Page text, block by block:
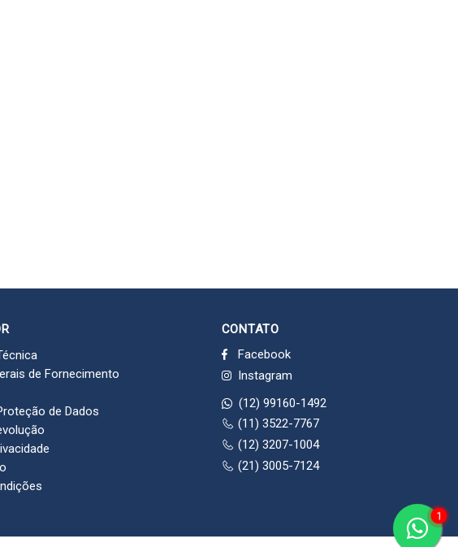
de Fornecimento
de Dados
CONTATO
Facebook
Instagram
(12) 99160-1492
(11) 3522-7767
(12) 3207-1004
(21) 3005-7124
1